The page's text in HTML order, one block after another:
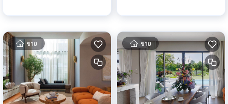
ขาย ขาย